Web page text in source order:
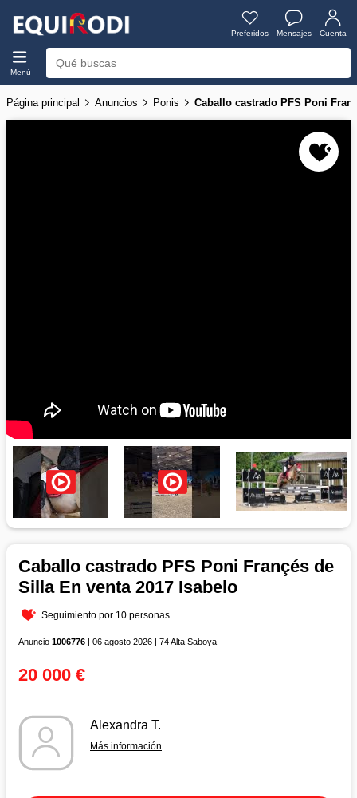
Preferidos Mensajes Cuenta
Menú
Página principal Anuncios Ponis Caballo castrado PFS Poni
Caballo castrado PFS Poni Françés de
Silla En venta 2017 Isabelo
Seguimiento por 10 personas
Anuncio 1006776 | 06 agosto 2026 | 74 Alta Saboya
20 000 €
Alexandra T.
Más información